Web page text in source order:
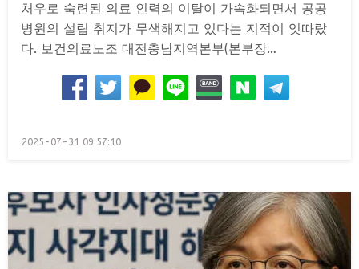
처우로 숙련된 의료 인력의 이탈이 가속화되면서 공공
병원의 설립 취지가 무색해지고 있다는 지적이 잇따랐
다. 보건의료노조 대전충남지역본부(본부장…
Posted
2025-07-31 09:57:10